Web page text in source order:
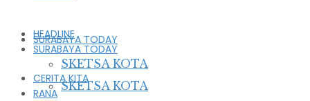
SURABAYA TODAY
SKETSA KOTA
HEADLINE
SURABAYA TODAY
SKETSA KOTA
CERITA KITA
RANA